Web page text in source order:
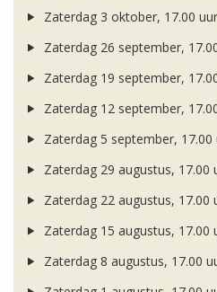
Zaterdag 3 oktober, 17.00 uur
Zaterdag 26 september,
Zaterdag 19 september,
Zaterdag 12 september,
Zaterdag 5 september, 17.00
Zaterdag 29 augustus, 17.00
Zaterdag 22 augustus, 17.00
Zaterdag 15 augustus, 17.00
Zaterdag 8 augustus, 17.00